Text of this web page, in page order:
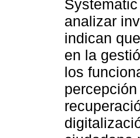
analizar
indican
en la
los